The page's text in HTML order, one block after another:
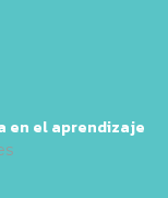
en el aprendizaje